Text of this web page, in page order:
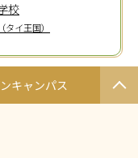
校
（タイ王国）
町3-15-5
徒歩5分
キャンパス